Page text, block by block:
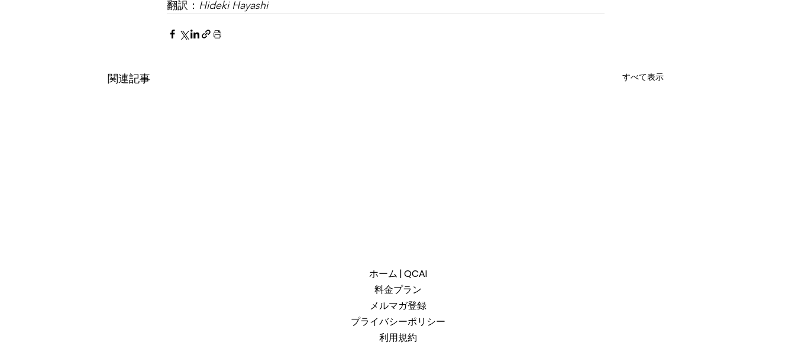
翻訳： Hideki Hayashi
関連記事 すべて表示
ホーム | QCAI
料金プラン
メルマガ登録
プライバシーポリシー
利用規約